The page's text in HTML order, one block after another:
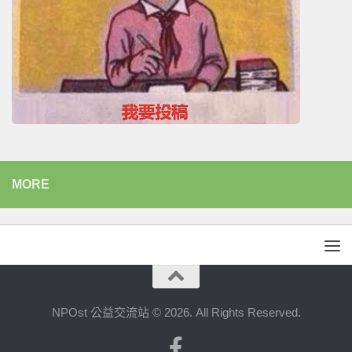
MORE
NPOst 公益交流站 © 2026. All Rights Reserved.